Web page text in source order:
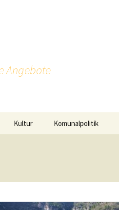
Angebote
Kultur Komunalpolitik